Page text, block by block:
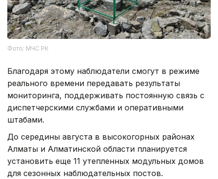
Фото: МЧС РК
Благодаря этому наблюдатели смогут в режиме
реального времени передавать результаты
мониторинга, поддерживать постоянную связь с
диспетчерскими службами и оперативными
штабами.
До середины августа в высокогорных районах
Алматы и Алматинской области планируется
установить еще 11 утепленных модульных домов
для сезонных наблюдательных постов.